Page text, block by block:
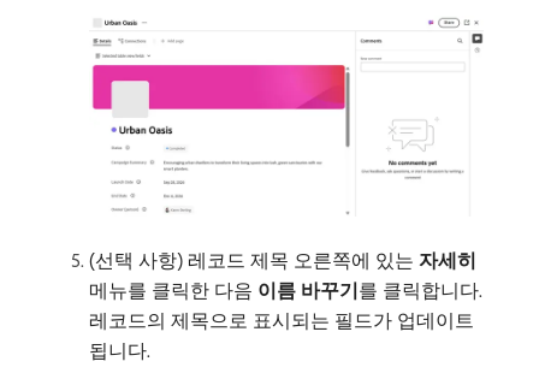
(선택 사항) 레코드 제목 오른쪽에 있는 자세히
메뉴를 클릭한 다음 이름 바꾸기​를 클릭합니다.
레코드의 제목으로 표시되는 필드가 업데이트
됩니다.